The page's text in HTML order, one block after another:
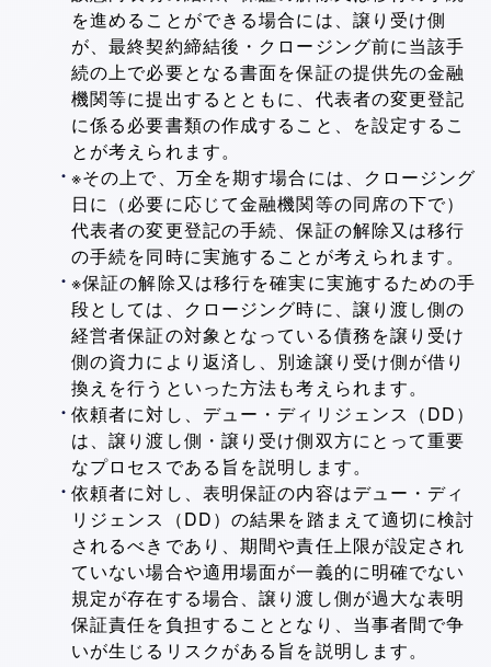
を進めることができる場合には、譲り受け側
が、最終契約締結後・クロージング前に当該手
続の上で必要となる書面を保証の提供先の金融
機関等に提出するとともに、代表者の変更登記
に係る必要書類の作成すること、を設定するこ
とが考えられます。
※その上で、万全を期す場合には、クロージング
日に（必要に応じて金融機関等の同席の下で）
代表者の変更登記の手続、保証の解除又は移行
の手続を同時に実施することが考えられます。
※保証の解除又は移行を確実に実施するための手
段としては、クロージング時に、譲り渡し側の
経営者保証の対象となっている債務を譲り受け
側の資力により返済し、別途譲り受け側が借り
換えを行うといった方法も考えられます。
依頼者に対し、デュー・ディリジェンス（DD）
は、譲り渡し側・譲り受け側双方にとって重要
なプロセスである旨を説明します。
依頼者に対し、表明保証の内容はデュー・ディ
リジェンス（DD）の結果を踏まえて適切に検討
されるべきであり、期間や責任上限が設定され
ていない場合や適用場面が一義的に明確でない
規定が存在する場合、譲り渡し側が過大な表明
保証責任を負担することとなり、当事者間で争
いが生じるリスクがある旨を説明します。